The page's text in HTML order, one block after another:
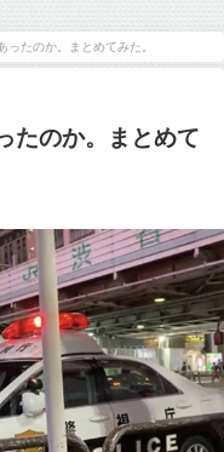
ったのか。まとめてみた。
たのか。まとめて